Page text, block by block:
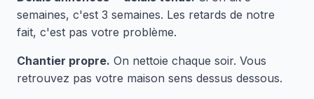
semaines, c'est 3 semaines. Les retards de notre
fait, c'est pas votre problème.
Chantier propre. On nettoie chaque soir. Vous
retrouvez pas votre maison sens dessus dessous.